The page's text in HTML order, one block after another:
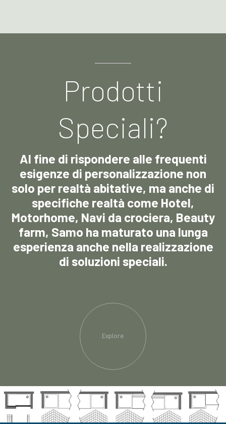
Prodotti
Speciali?
Al fine di rispondere alle frequenti
esigenze di personalizzazione non
solo per realtà abitative, ma anche di
specifiche realtà come Hotel,
Motorhome, Navi da crociera, Beauty
farm, Samo ha maturato una lunga
esperienza anche nella realizzazione
di soluzioni speciali.
Explore